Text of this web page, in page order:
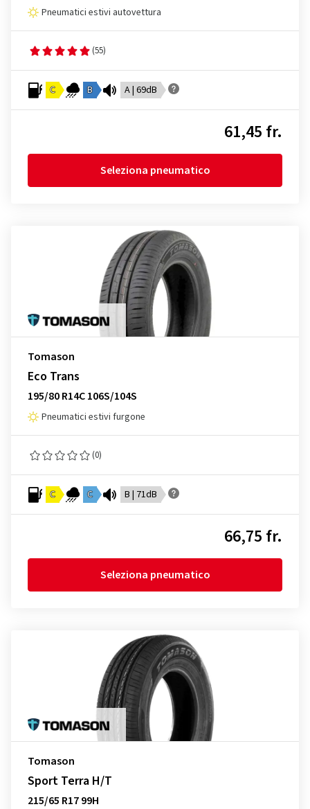
Pneumatici estivi autovettura
(55)
C B A | 69dB
61,45 fr.
Seleziona pneumatico
Tomason
Eco Trans
195/80 R14C 106S/104S
Pneumatici estivi furgone
(0)
C C B | 71dB
66,75 fr.
Seleziona pneumatico
Tomason
Sport Terra H/T
215/65 R17 99H